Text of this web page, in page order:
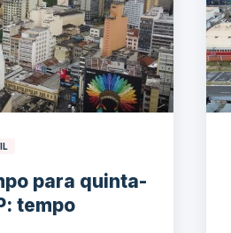
para quinta-
tempo